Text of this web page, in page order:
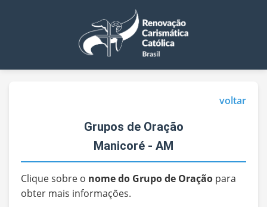
voltar
Grupos de Oração
Manicoré - AM
Clique sobre o nome do Grupo de Oração para
obter mais informações.